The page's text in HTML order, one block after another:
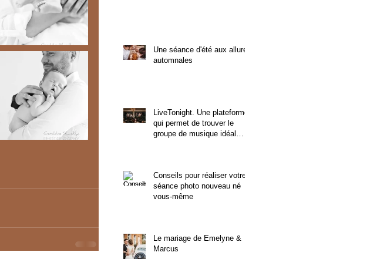
Une séance d'été aux allures
automnales
LiveTonight. Une plateforme
qui permet de trouver le
groupe de musique idéal
Conseils pour réaliser votre
séance photo nouveau né
vous-même
Le mariage de Emelyne &
Marcus